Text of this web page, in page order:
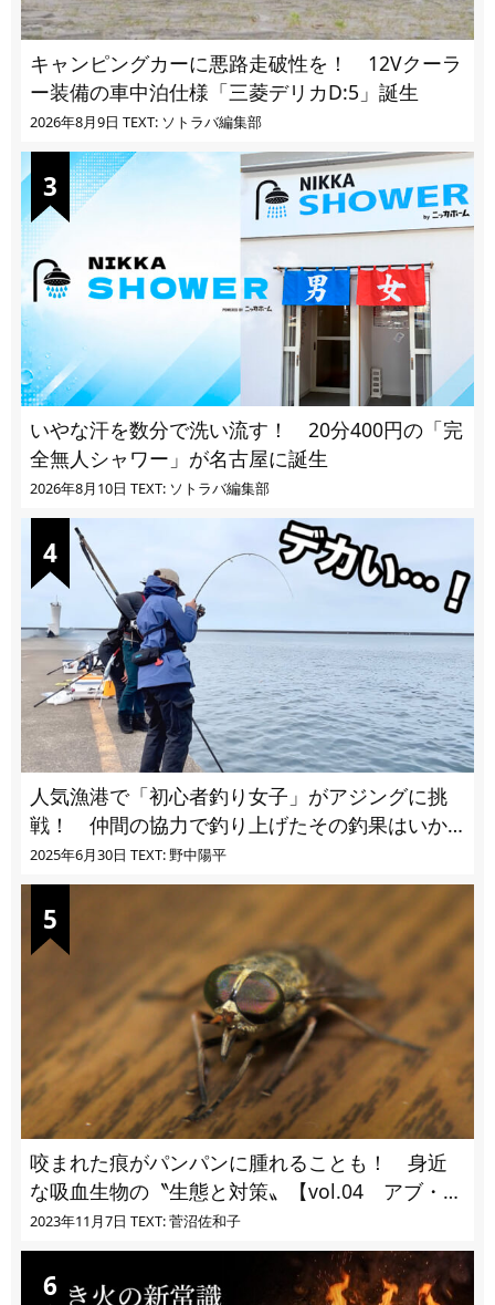
キャンピングカーに悪路走破性を！ 12Vクーラ
ー装備の車中泊仕様「三菱デリカD:5」誕生
2026年8月9日 TEXT: ソトラバ編集部
いやな汗を数分で洗い流す！ 20分400円の「完
全無人シャワー」が名古屋に誕生
2026年8月10日 TEXT: ソトラバ編集部
人気漁港で「初心者釣り女子」がアジングに挑
戦！ 仲間の協力で釣り上げたその釣果はいか
に!?
2025年6月30日 TEXT: 野中陽平
咬まれた痕がパンパンに腫れることも！ 身近
な吸血生物の〝生態と対策〟【vol.04 アブ・ブ
ユ・ヌカカ】
2023年11月7日 TEXT: 菅沼佐和子